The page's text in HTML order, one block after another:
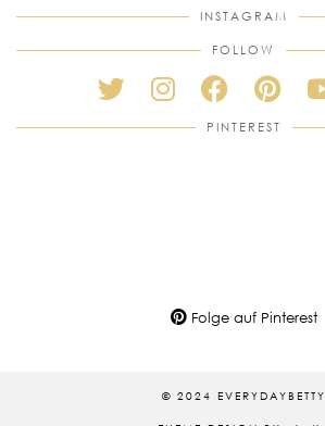
INSTAGRAM
FOLLOW
PINTEREST
Folge auf Pinterest
© 2024 EVERYDAYBETTY